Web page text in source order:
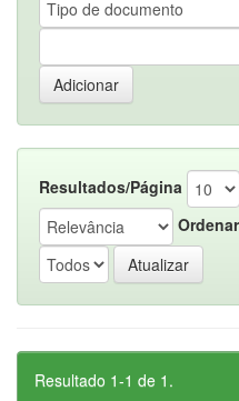
Resultados/Página
Ordenar
Resultado 1-1 de 1.